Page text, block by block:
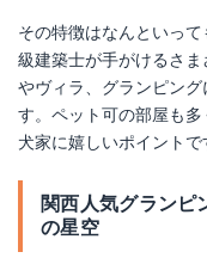
その特徴はなんといっ
級建築士が手がけるさ
やヴィラ、グランピン
す。ペット可の部屋も
犬家に嬉しいポイントで
関西人気グランピ
の星空